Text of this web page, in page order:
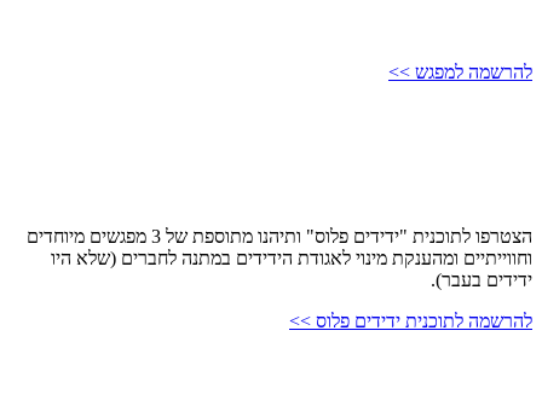
להרשמה למפגש >>
הצטרפו לתוכנית "ידידים פלוס" ותיהנו מתוספת של 3 מפגשים מיוחדים
וחווייתיים ומהענקת מינוי לאגודת הידידים במתנה לחברים (שלא היו
ידידים בעבר).
להרשמה לתוכנית ידידים פלוס >>